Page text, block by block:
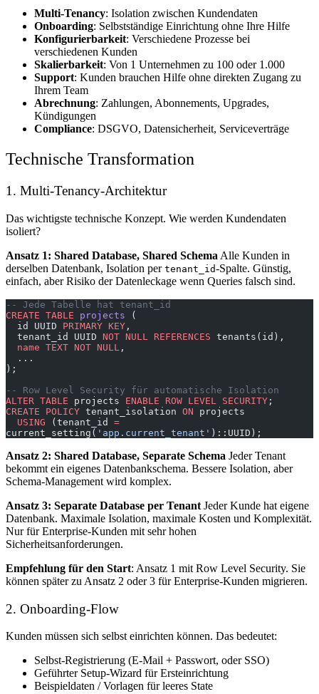
Multi-Tenancy: Isolation zwischen Kundendaten
Onboarding: Selbstständige Einrichtung ohne Ihre Hilfe
Konfigurierbarkeit: Verschiedene Prozesse bei
verschiedenen Kunden
Skalierbarkeit: Von 1 Unternehmen zu 100 oder 1.000
Support: Kunden brauchen Hilfe ohne direkten Zugang zu
Ihrem Team
Abrechnung: Zahlungen, Abonnements, Upgrades,
Kündigungen
Compliance: DSGVO, Datensicherheit, Serviceverträge
Technische Transformation
1. Multi-Tenancy-Architektur
Das wichtigste technische Konzept. Wie werden Kundendaten
isoliert?
Ansatz 1: Shared Database, Shared Schema Alle Kunden in
derselben Datenbank, Isolation per tenant_id-Spalte. Günstig,
einfach, aber Risiko der Datenleckage wenn Queries falsch sind.
-- Jede Tabelle hat tenant_id
CREATE TABLE projects (
  id UUID
PRIMARY KEY ,
  tenant_id UUID
NOT NULL REFERENCES tenants(id),
  name
TEXT NOT NULL ,
  ...
);
-- Row Level Security für automatische Isolation
ALTER TABLE projects ENABLE ROW LEVEL SECURITY ;
CREATE POLICY tenant_isolation ON projects
  USING
(tenant_id =
current_setting( 'app.current_tenant' )::UUID);
Ansatz 2: Shared Database, Separate Schema Jeder Tenant
bekommt ein eigenes Datenbankschema. Bessere Isolation, aber
Schema-Management wird komplex.
Ansatz 3: Separate Database per Tenant Jeder Kunde hat eigene
Datenbank. Maximale Isolation, maximale Kosten und Komplexität.
Nur für Enterprise-Kunden mit sehr hohen
Sicherheitsanforderungen.
Empfehlung für den Start: Ansatz 1 mit Row Level Security. Sie
können später zu Ansatz 2 oder 3 für Enterprise-Kunden migrieren.
2. Onboarding-Flow
Kunden müssen sich selbst einrichten können. Das bedeutet:
Selbst-Registrierung (E-Mail + Passwort, oder SSO)
Geführter Setup-Wizard für Ersteinrichtung
Beispieldaten / Vorlagen für leeres State